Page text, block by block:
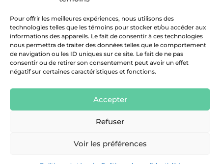
Pour offrir les meilleures expériences, nous utilisons des
technologies telles que les témoins pour stocker et/ou accéder aux
informations des appareils. Le fait de consentir à ces technologies
nous permettra de traiter des données telles que le comportement
de navigation ou les ID uniques sur ce site. Le fait de ne pas
consentir ou de retirer son consentement peut avoir un effet
négatif sur certaines caractéristiques et fonctions.
Accepter
Refuser
Voir les préférences
Droits réservés © 2026 Chambre de commerce
et d'industrie région Mégantic